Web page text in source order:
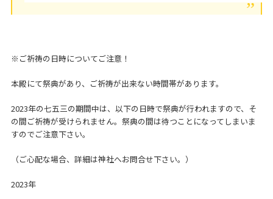
※ご祈祷の日時についてご注意！
本殿にて祭典があり、ご祈祷が出来ない時間帯があります。
2023年の七五三の期間中は、以下の日時で祭典が行われますので、そ
の間ご祈祷が受けられません。祭典の間は待つことになってしまいま
すのでご注意下さい。
（ご心配な場合、詳細は神社へお問合せ下さい。）
2023年